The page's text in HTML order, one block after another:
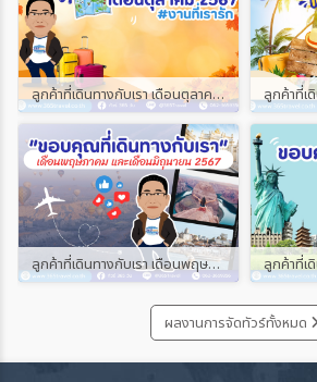
ลูกค้าที่เดินทางกับเรา เดือนตุลาคม 2567
ลูกค้าที่เดินทางกับเรา เดือนพฤษภาคม และมิถุนายน 2567
ผลงานการจัดทัวร์ทั้งหมด